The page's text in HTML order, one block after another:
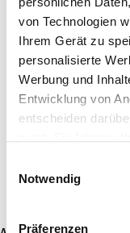
von Technologien
Ihrem Gerät zu
personalisierte
Werbung und
Entwicklung von
entscheiden
Trigger Symbol
Notwendig
Präferenzen